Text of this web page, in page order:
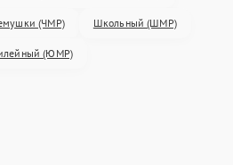
(ЧМР) Школьный (ШМР)
(ЮМР)